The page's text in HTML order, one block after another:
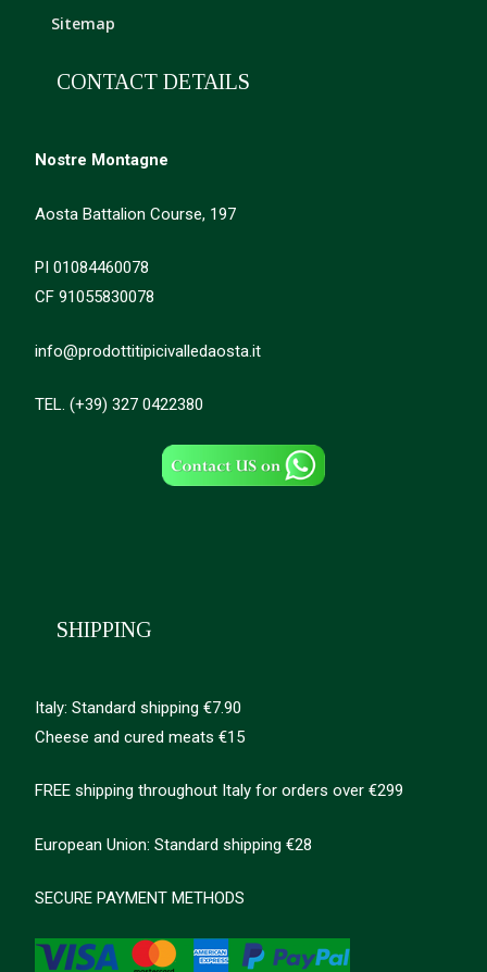
Sitemap
CONTACT DETAILS
Nostre Montagne
Aosta Battalion Course, 197
PI 01084460078
CF 91055830078
info@prodottitipicivalledaosta.it
TEL. (+39) 327 0422380
SHIPPING
Italy: Standard shipping €7.90
Cheese and cured meats €15
FREE shipping throughout Italy for orders over €299
European Union: Standard shipping €28
SECURE PAYMENT METHODS